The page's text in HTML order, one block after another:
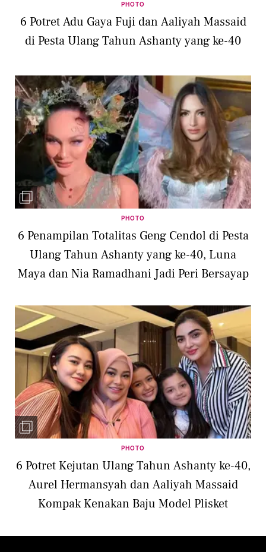
PHOTO
6 Potret Adu Gaya Fuji dan Aaliyah Massaid
di Pesta Ulang Tahun Ashanty yang ke-40
PHOTO
6 Penampilan Totalitas Geng Cendol di Pesta
Ulang Tahun Ashanty yang ke-40, Luna
Maya dan Nia Ramadhani Jadi Peri Bersayap
PHOTO
6 Potret Kejutan Ulang Tahun Ashanty ke-40,
Aurel Hermansyah dan Aaliyah Massaid
Kompak Kenakan Baju Model Plisket